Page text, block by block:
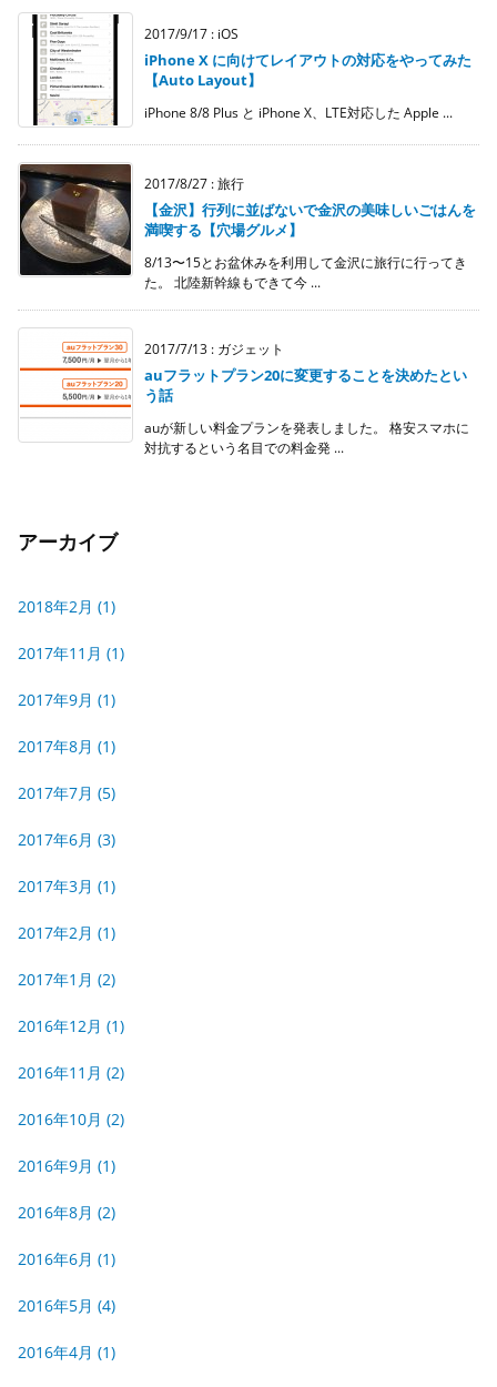
2017/9/17 : iOS
iPhone X に向けてレイアウトの対応をやってみた
【Auto Layout】
iPhone 8/8 Plus と iPhone X、LTE対応した Apple ...
2017/8/27 :旅行
【金沢】行列に並ばないで金沢の美味しいごはんを
満喫する【穴場グルメ】
8/13〜15とお盆休みを利用して金沢に旅行に行ってき
た。 北陸新幹線もできて今 ...
2017/7/13 : ガジェット
auフラットプラン20に変更することを決めたとい
う話
auが新しい料金プランを発表しました。 格安スマホに
対抗するという名目での料金発 ...
アーカイブ
2018年2月 (1)
2017年11月 (1)
2017年9月 (1)
2017年8月 (1)
2017年7月 (5)
2017年6月 (3)
2017年3月 (1)
2017年2月 (1)
2017年1月 (2)
2016年12月 (1)
2016年11月 (2)
2016年10月 (2)
2016年9月 (1)
2016年8月 (2)
2016年6月 (1)
2016年5月 (4)
2016年4月 (1)